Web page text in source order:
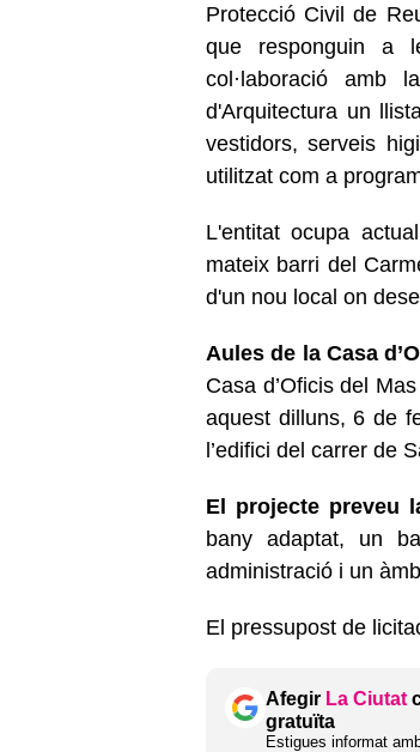
Protecció Civil de
que responguin a
col·laboració amb
d'Arquitectura un
vestidors, serveis
utilitzat com a
L'entitat ocupa
mateix barri del
d'un nou local on
Aules de la Casa
Casa d’Oficis del
aquest dilluns, 6 de
l’edifici del carrer de
El projecte preveu
bany adaptat, un
administració i un
El pressupost de
Afegir La Ciutat
gratuïta
Estigues informat